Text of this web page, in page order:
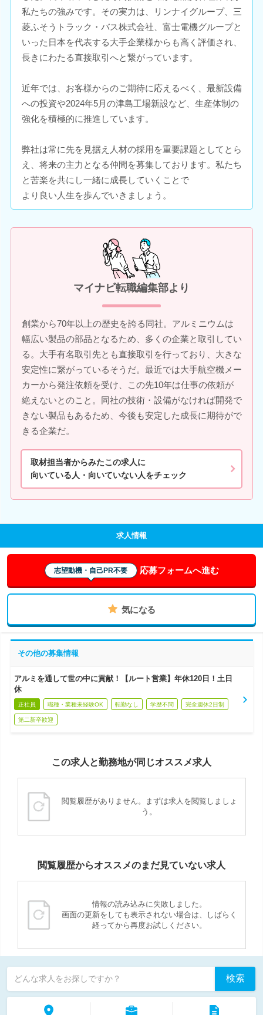
私たちの強みです。その実力は、リンナイグループ、三
菱ふそうトラック・バス株式会社、富士電機グループと
いった日本を代表する大手企業様からも高く評価され、
長きにわたる直接取引へと繋がっています。
近年では、お客様からのご期待に応えるべく、最新設備
への投資や2024年5月の津島工場新設など、生産体制の
強化を積極的に推進しています。
弊社は常に先を見据え人材の採用を重要課題としてとら
え、将来の主力となる仲間を募集しております。私たち
と苦楽を共にし一緒に成長していくことで
より良い人生を歩んでいきましょう。
マイナビ転職編集部より
創業から70年以上の歴史を誇る同社。アルミニウムは
幅広い製品の部品となるため、多くの企業と取引してい
る。大手有名取引先とも直接取引を行っており、大きな
安定性に繋がっているそうだ。最近では大手航空機メー
カーから発注依頼を受け、この先10年は仕事の依頼が
絶えないとのこと。同社の技術・設備がなければ開発で
きない製品もあるため、今後も安定した成長に期待がで
きる企業だ。
取材担当者からみたこの求人に
向いている人・向いていない人をチェック
求人情報
志望動機・自己PR不要 応募フォームへ進む
気になる
その他の募集情報
アルミを通して世の中に貢献！【ルート営業】年休120日！土日
休
正社員 職種・業種未経験OK 転勤なし 学歴不問 完全週休2日制
第二新卒歓迎
この求人と勤務地が同じオススメ求人
閲覧履歴がありません。まずは求人を閲覧しましょ
う。
閲覧履歴からオススメのまだ見ていない求人
情報の読み込みに失敗しました。
画面の更新をしても表示されない場合は、しばらく
経ってから再度お試しください。
どんな求人をお探しですか？ 検索